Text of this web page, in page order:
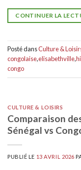
CONTINUER LA
Posté dansCulture &
congolaise,elisabethville,
congo
CULTURE & LOISIRS
Comparaison
Sénégal vs
PUBLIÉ LE 13 AVRIL 2026